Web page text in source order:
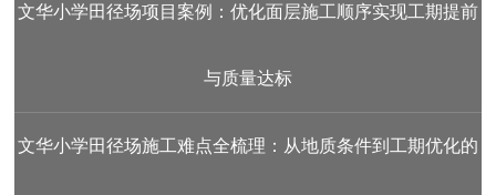
文华小学田径场项目案例：优化面层施工顺序实现工期提前
与质量达标
文华小学田径场施工难点全梳理：从地质条件到工期优化的